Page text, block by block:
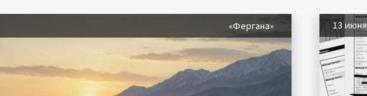
«Фергана» 13 июня